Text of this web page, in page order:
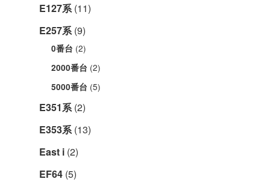
E127系(11)
E257系(9)
0番台 (2)
2000番台 (2)
5000番台 (5)
E351系(2)
E353系(13)
East i (2)
EF64 (5)